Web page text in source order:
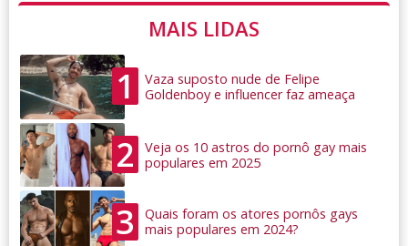
MAIS LIDAS
1
Vaza suposto nude de Felipe
Goldenboy e influencer faz ameaça
2
Veja os 10 astros do pornô gay mais
populares em 2025
3
Quais foram os atores pornôs gays
mais populares em 2024?